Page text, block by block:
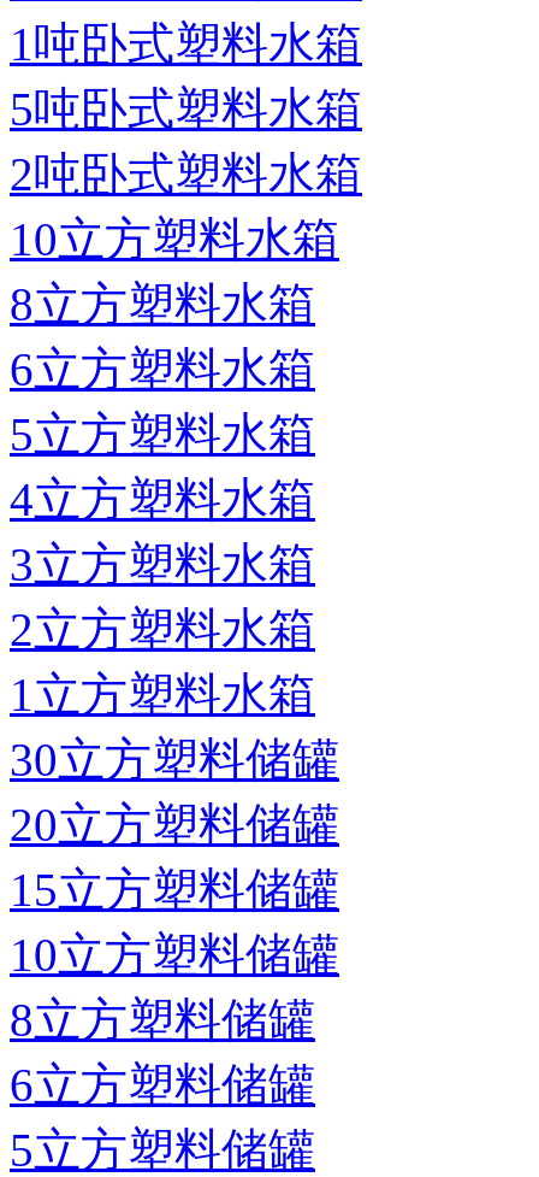
1吨卧式塑料水箱
5吨卧式塑料水箱
2吨卧式塑料水箱
10立方塑料水箱
8立方塑料水箱
6立方塑料水箱
5立方塑料水箱
4立方塑料水箱
3立方塑料水箱
2立方塑料水箱
1立方塑料水箱
30立方塑料储罐
20立方塑料储罐
15立方塑料储罐
10立方塑料储罐
8立方塑料储罐
6立方塑料储罐
5立方塑料储罐